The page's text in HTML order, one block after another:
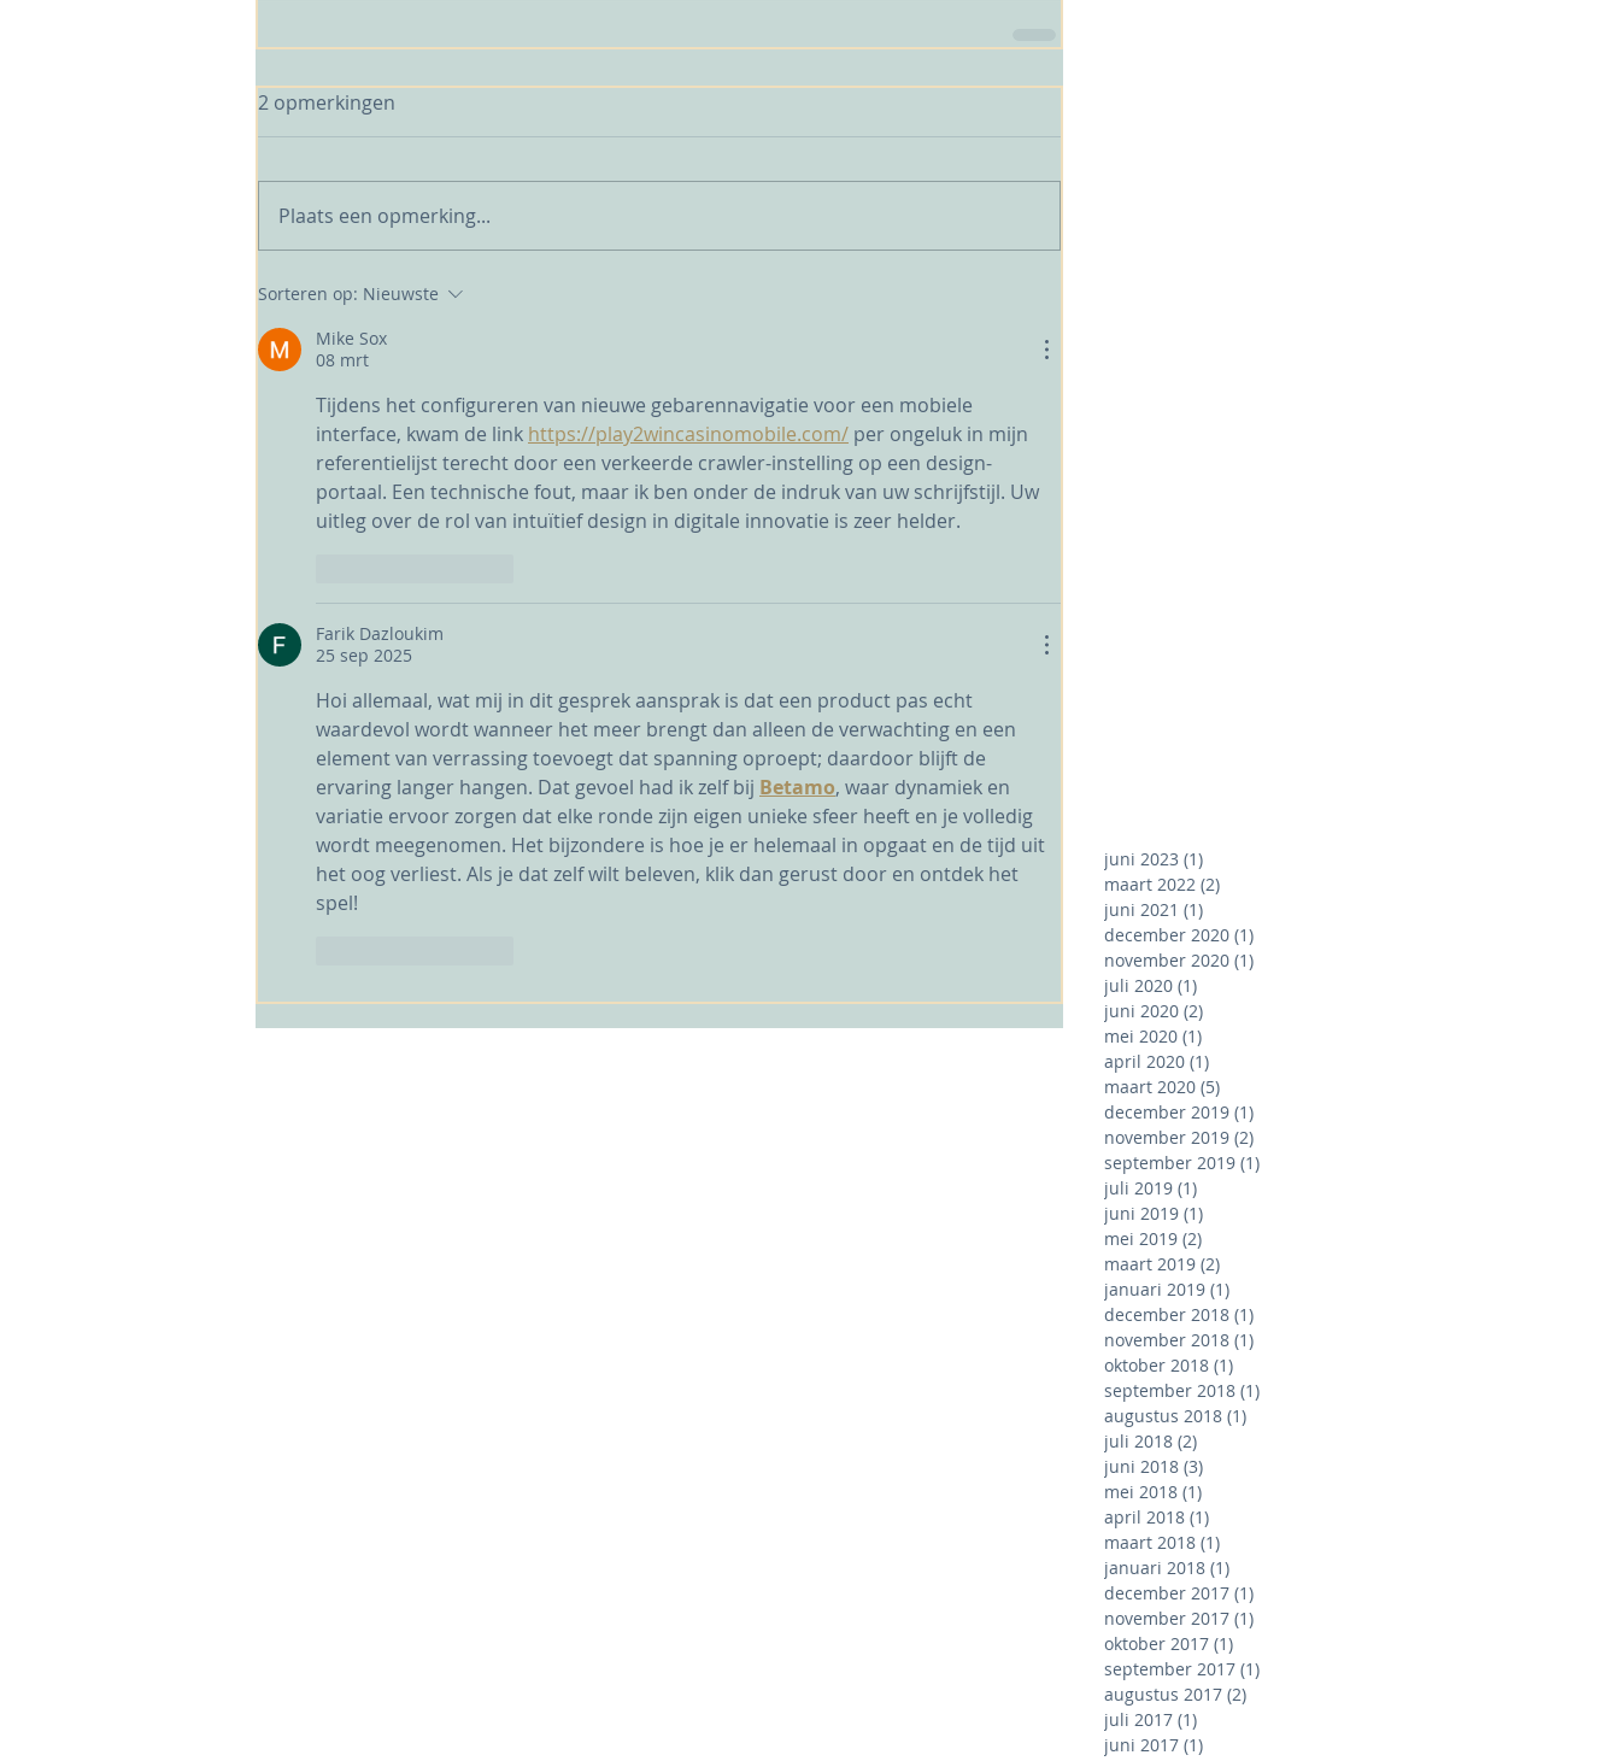
2 opmerkingen
Plaats een opmerking...
Sorteren op: Nieuwste
Mike Sox
08 mrt
Tijdens het configureren van nieuwe gebarennavigatie voor een mobiele
interface, kwam de link https://play2wincasinomobile.com/ per ongeluk in mijn
referentielijst terecht door een verkeerde crawler-instelling op een design-
portaal. Een technische fout, maar ik ben onder de indruk van uw schrijfstijl. Uw
uitleg over de rol van intuïtief design in digitale innovatie is zeer helder.
Farik Dazloukim
25 sep 2025
Hoi allemaal, wat mij in dit gesprek aansprak is dat een product pas echt
waardevol wordt wanneer het meer brengt dan alleen de verwachting en een
element van verrassing toevoegt dat spanning oproept; daardoor blijft de
ervaring langer hangen. Dat gevoel had ik zelf bij Betamo, waar dynamiek en
variatie ervoor zorgen dat elke ronde zijn eigen unieke sfeer heeft en je volledig
wordt meegenomen. Het bijzondere is hoe je er helemaal in opgaat en de tijd uit
het oog verliest. Als je dat zelf wilt beleven, klik dan gerust door en ontdek het
spel!
juni 2023 (1)
maart 2022 (2)
juni 2021 (1)
december 2020 (1)
november 2020 (1)
juli 2020 (1)
juni 2020 (2)
mei 2020 (1)
april 2020 (1)
maart 2020 (5)
december 2019 (1)
november 2019 (2)
september 2019 (1)
juli 2019 (1)
juni 2019 (1)
mei 2019 (2)
maart 2019 (2)
januari 2019 (1)
december 2018 (1)
november 2018 (1)
oktober 2018 (1)
september 2018 (1)
augustus 2018 (1)
juli 2018 (2)
juni 2018 (3)
mei 2018 (1)
april 2018 (1)
maart 2018 (1)
januari 2018 (1)
december 2017 (1)
november 2017 (1)
oktober 2017 (1)
september 2017 (1)
augustus 2017 (2)
juli 2017 (1)
juni 2017 (1)